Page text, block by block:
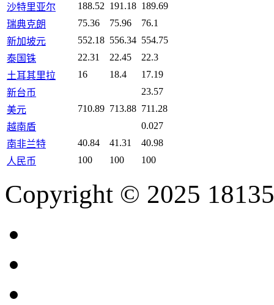
沙特里亚尔
188.52 191.18 189.69
瑞典克朗
75.36 75.96
76.1
新加坡元
552.18 556.34 554.75
泰国铢
22.31 22.45
22.3
土耳其里拉
16 18.4
17.19
新台币
23.57
美元
710.89 713.88 711.28
越南盾
0.027
南非兰特
40.84 41.31
40.98
人民币
100 100 100
Copyright © 2025